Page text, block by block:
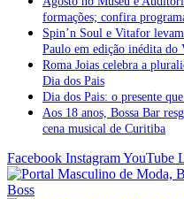
formações; confira
Spin’n Soul e Vitafor
Paulo em edição inédita
Roma Joias celebra a
Dia dos Pais
Dia dos Pais: o presente
Aos 18 anos, Bossa Bar
cena musical de Curitiba
Facebook InstagramYouTube